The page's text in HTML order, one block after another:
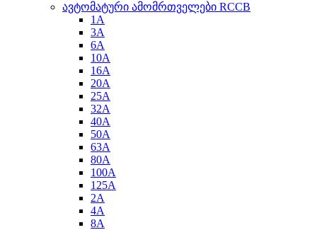
ავტომატური ამომრთველები RCCB
1A
3A
6A
10A
16A
20A
25A
32A
40A
50A
63A
80A
100A
125A
2A
4A
8A